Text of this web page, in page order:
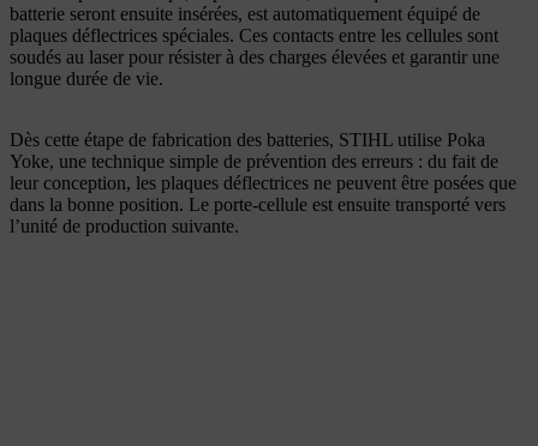
batterie seront ensuite insérées, est automatiquement équipé de
plaques déflectrices spéciales. Ces contacts entre les cellules sont
soudés au laser pour résister à des charges élevées et garantir une
longue durée de vie.
Dès cette étape de fabrication des batteries, STIHL utilise Poka
Yoke, une technique simple de prévention des erreurs : du fait de
leur conception, les plaques déflectrices ne peuvent être posées que
dans la bonne position. Le porte-cellule est ensuite transporté vers
l’unité de production suivante.